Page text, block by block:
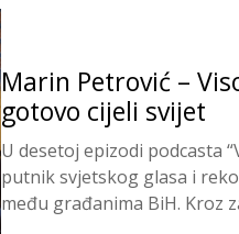
Marin Petrović –
gotovo cijeli svijet
U desetoj epizodi podcasta
putnik svjetskog glasa i
među građanima BiH. Kroz